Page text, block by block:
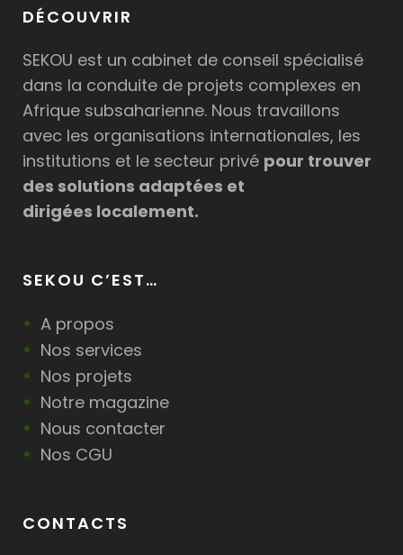
DÉCOUVRIR
SEKOU est un cabinet de conseil spécialisé
dans la conduite de projets complexes en
Afrique subsaharienne. Nous travaillons
avec les organisations internationales, les
institutions et le secteur privé pour trouver
des solutions adaptées et
dirigées localement.
SEKOU C’EST…
A propos
Nos services
Nos projets
Notre magazine
Nous contacter
Nos CGU
CONTACTS